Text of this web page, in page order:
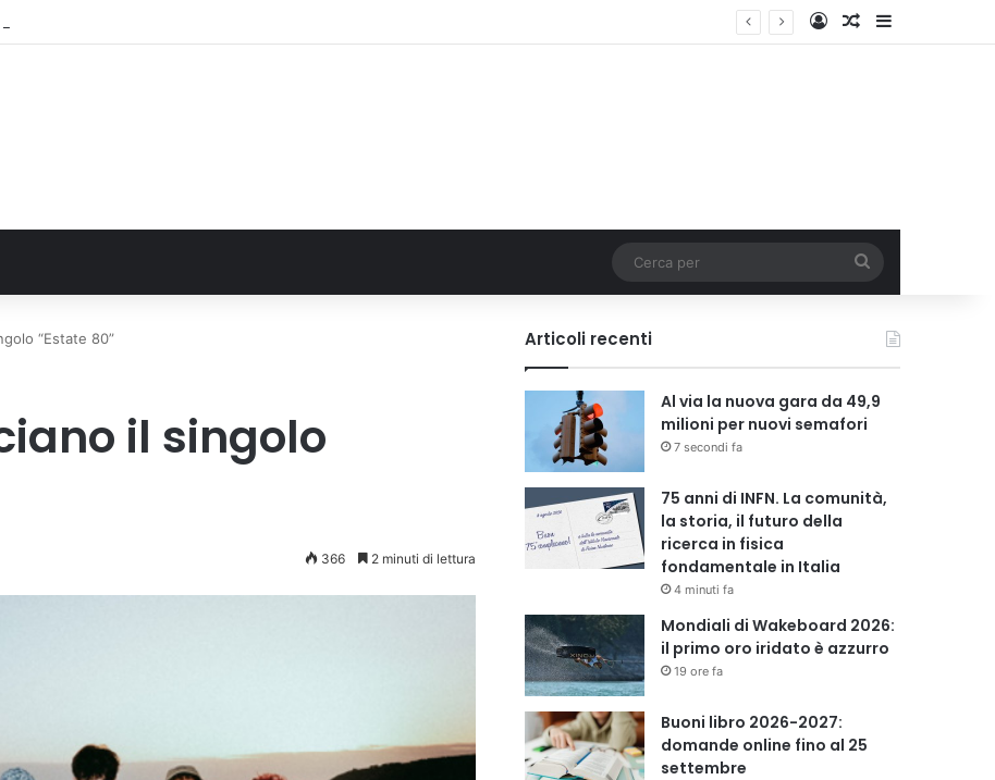
La comunità, la storia, il futuro della ricerca in fisica fondamentale in Italia AccediUn articolo a
per
“Estate 80”
il singolo
366 2 minuti di lettura
Articoli recenti
Al via la nuova gara da 49,9
milioni per nuovi semafori
7 secondi fa
75 anni di INFN. La comunità,
la storia, il futuro della
ricerca in fisica
fondamentale in Italia
4 minuti fa
Mondiali di Wakeboard 2026:
il primo oro iridato è azzurro
19 ore fa
Buoni libro 2026-2027:
domande online fino al 25
settembre